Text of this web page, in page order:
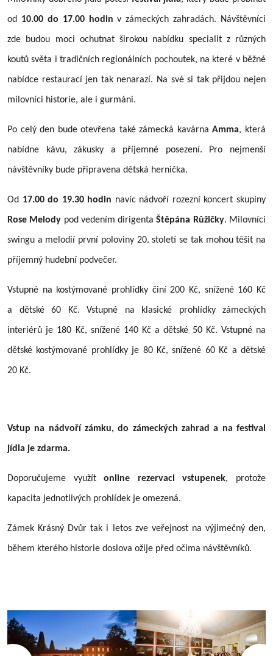
od 10.00 do 17.00 hodin v zámeckých zahradách. Návštěvníci
zde budou moci ochutnat širokou nabídku specialit z různých
koutů světa i tradičních regionálních pochoutek, na které v běžné
nabídce restaurací jen tak nenarazí. Na své si tak přijdou nejen
milovníci historie, ale i gurmáni.
Po celý den bude otevřena také zámecká kavárnaAmma, která
nabídne kávu, zákusky a příjemné posezení. Pro nejmenší
návštěvníky bude připravena dětská hernička.
Od 17.00 do 19.30 hodin navíc nádvoří rozezní koncert skupiny
Rose Melody pod vedením dirigentaŠtěpána Růžičky. Milovníci
swingu a melodií první poloviny 20. století se tak mohou těšit na
příjemný hudební podvečer.
Vstupné na kostýmované prohlídky činí 200 Kč, snížené 160 Kč
a dětské 60 Kč. Vstupné na klasické prohlídky zámeckých
interiérů je 180 Kč, snížené 140 Kč a dětské 50 Kč. Vstupné na
dětské kostýmované prohlídky je 80 Kč, snížené 60 Kč a dětské
20 Kč.
Vstup na nádvoří zámku, do zámeckých zahrad a na festival
jídla je zdarma.
Doporučujeme využítonline rezervaci vstupenek, protože
kapacita jednotlivých prohlídek je omezená.
Zámek Krásný Dvůr tak i letos zve veřejnost na výjimečný den,
během kterého historie doslova ožije před očima návštěvníků.